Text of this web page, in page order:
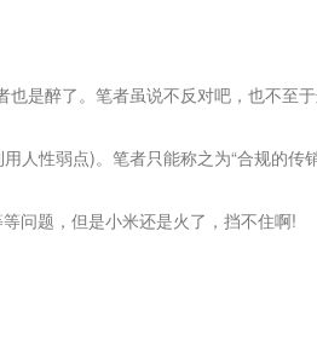
是醉了。笔者虽说不反对吧，也不至于
性弱点)。笔者只能称之为“合规的传销
问题，但是小米还是火了，挡不住啊!